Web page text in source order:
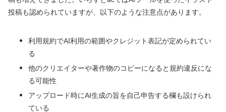
投稿も認められていますが、以下のような注意点があります。
利用規約でAI利用の範囲やクレジット表記が定められてい
る
他のクリエイターや著作物のコピーになると規約違反にな
る可能性
アップロード時にAI生成の旨を自己申告する欄も設けられ
ている